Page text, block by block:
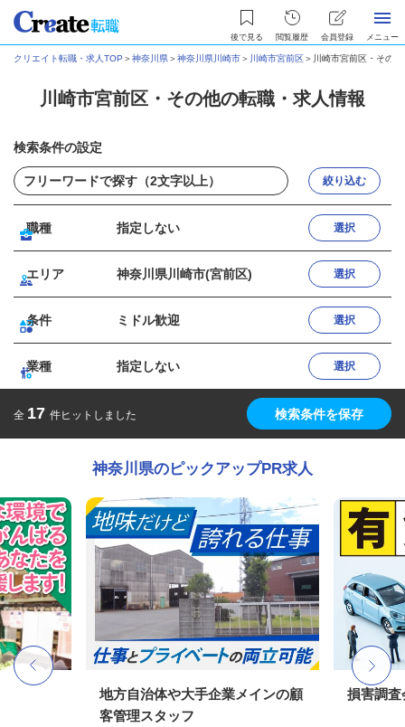
後で見る 閲覧履歴 会員登録 メニュー
クリエイト転職・求人TOP ＞神奈川県＞神奈川県川崎市＞ 川崎市宮前区＞ 川崎市宮前区・その
川崎市宮前区・その他の転職・求人情報
検索条件の設定
絞り込む
職種 指定しない 選択
エリア 神奈川県川崎市(宮前区) 選択
条件 ミドル歓迎 選択
業種 指定しない 選択
全 17 件ヒットしました 検索条件を保存
神奈川県のピックアップPR求人
地方自治体や大手企業メインの顧
客管理スタッフ
損害調査